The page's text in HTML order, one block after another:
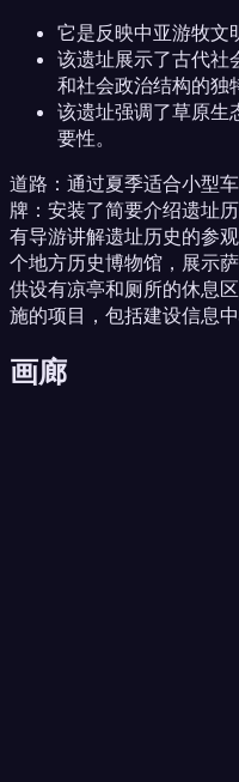
它是反映中亚游牧文
该遗址展示了古代社
和社会政治结构的独
该遗址强调了草原生
要性。
道路：通过夏季适合小型
牌：安装了简要介绍遗址
有导游讲解遗址历史的参
个地方历史博物馆，展示
供设有凉亭和厕所的休息
施的项目，包括建设信息
画廊